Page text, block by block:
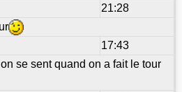
21:28
17:43
se sent quand on a fait le tour